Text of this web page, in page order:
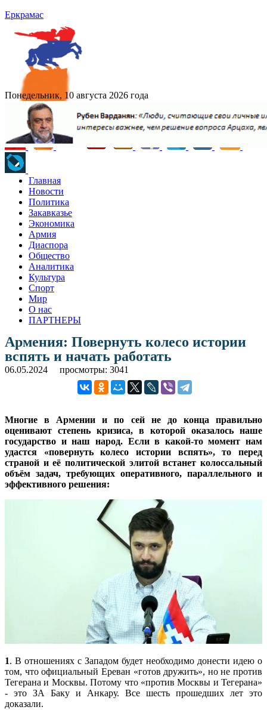
Еркрамас
Понедельник, 10 августа 2026 года
Главная
Новости
Политика
Закавказье
Экономика
Армия
Диаспора
Общество
Аналитика
Культура
Спорт
Мир
О нас
ПАРТНЕРЫ
Армения: Повернуть колесо истории
вспять и начать работать
06.05.2024 просмотры: 3041
Многие в Армении и по сей не до конца правильно
оценивают степень кризиса, в которой оказалось наше
государство и наш народ. Если в какой-то момент нам
удастся «повернуть колесо истории вспять», то перед
страной и её политической элитой встанет колоссальный
объём задач, требующих оперативного, параллельного и
эффективного решения:
1. В отношениях с Западом будет необходимо донести идею о
том, что официальный Ереван «готов дружить», но не против
Тегерана и Москвы. Потому что «против Москвы и Тегерана»
- это ЗА Баку и Анкару. Все шесть прошедших лет это
доказали.